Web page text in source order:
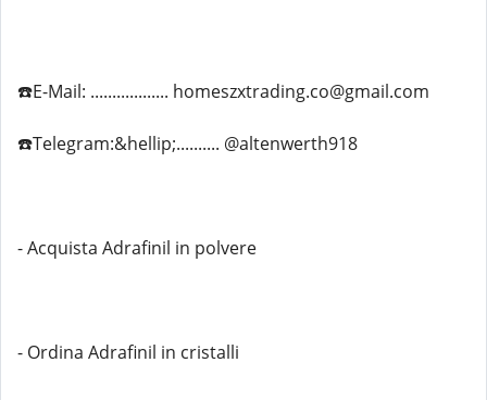
☎️E-Mail: .................. homeszxtrading.co@gmail.com
☎️Telegram:&hellip;.......... @altenwerth918
- Acquista Adrafinil in polvere
- Ordina Adrafinil in cristalli